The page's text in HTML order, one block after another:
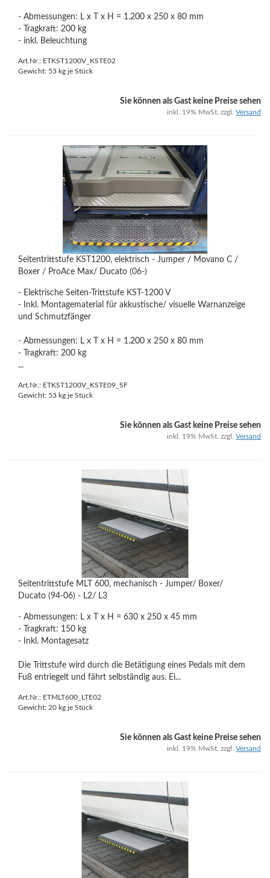
- Abmessungen: L x T x H = 1.200 x 250 x 80 mm
- Tragkraft: 200 kg
- inkl. Beleuchtung
Art.Nr.: ETKST1200V_KSTE02
Gewicht: 53 kg je Stück
Sie können als Gast keine Preise sehen
inkl. 19% MwSt. zzgl. Versand
Seitentrittstufe KST1200, elektrisch - Jumper / Movano C /
Boxer / ProAce Max/ Ducato (06-)
- Elektrische Seiten-Trittstufe KST-1200 V
- Inkl. Montagematerial für akkustische/ visuelle Warnanzeige
und Schmutzfänger
- Abmessungen: L x T x H = 1.200 x 250 x 80 mm
- Tragkraft: 200 kg
...
Art.Nr.: ETKST1200V_KSTE09_SF
Gewicht: 53 kg je Stück
Sie können als Gast keine Preise sehen
inkl. 19% MwSt. zzgl. Versand
Seitentrittstufe MLT 600, mechanisch - Jumper/ Boxer/
Ducato (94-06) - L2/ L3
- Abmessungen: L x T x H = 630 x 250 x 45 mm
- Tragkraft: 150 kg
- Inkl. Montagesatz
Die Trittstufe wird durch die Betätigung eines Pedals mit dem
Fuß entriegelt und fährt selbständig aus. Ei...
Art.Nr.: ETMLT600_LTE02
Gewicht: 20 kg je Stück
Sie können als Gast keine Preise sehen
inkl. 19% MwSt. zzgl. Versand